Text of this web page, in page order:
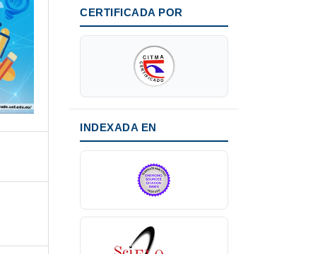
CERTIFICADA POR
INDEXADA EN